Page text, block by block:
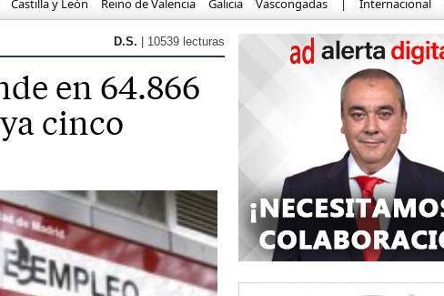
Castilla y León Reino de Valencia Galicia Vascongadas | Internacional
D.S. | 10539 lecturas
en 64.866
cinco